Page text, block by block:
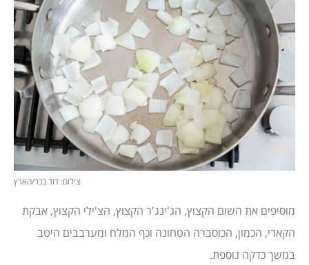
צילום: דוד בכר/הארץ
מוסיפים את השום הקצוץ, הג'ינג'ר הקצוץ, הצ'ילי הקצוץ, אבקת
הקארי, הכמון, הכוסברה הטחונה וכף המלח ומערבבים היטב
במשך כדקה נוספת.